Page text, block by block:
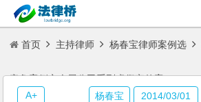
首页 主持律师 杨春宝律师案例选
竞争案例之会展公司系列虚假宣传案
杨春宝 2014/03/01
A+